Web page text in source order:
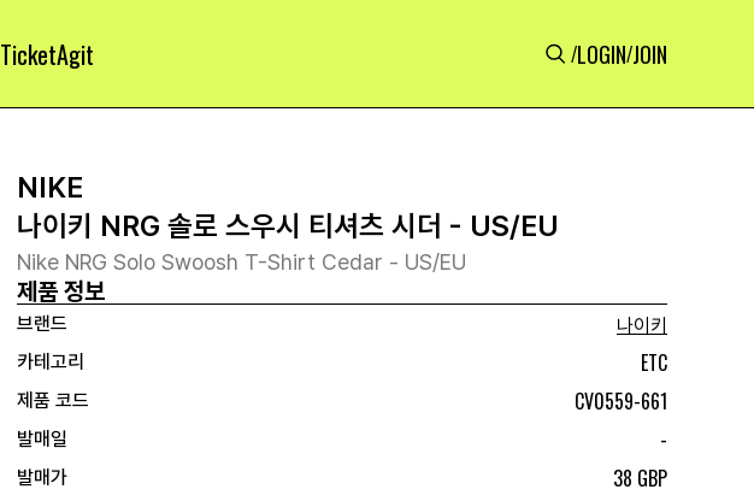
TicketAgit /LOGIN/JOIN
NIKE
나이키 NRG 솔로 스우시 티셔츠 시더 - US/EU
Nike NRG Solo Swoosh T-Shirt Cedar - US/EU
제품 정보
브랜드
나이키
카테고리
ETC
제품 코드 CV0559-661
발매일 -
발매가 38 GBP